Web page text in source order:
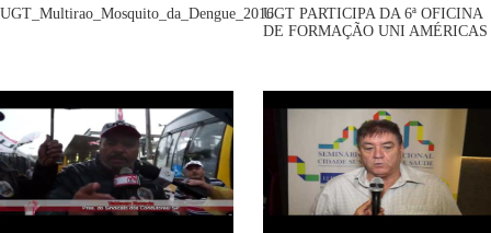
UGT_Multirao_Mosquito_da_Dengue_2016UGT PARTICIPA DA 6ª OFICINA
DE FORMAÇÃO UNI AMÉRICAS